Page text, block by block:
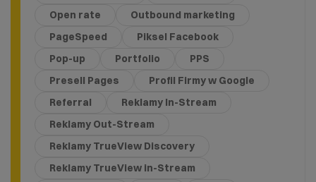
Open rate
Outbound marketing
PageSpeed
Piksel Facebook
Pop-up
Portfolio
PPS
Presell Pages
Profil Firmy w Google
Referral
Reklamy In-Stream
Reklamy Out-Stream
Reklamy TrueView Discovery
Reklamy TrueView in-Stream